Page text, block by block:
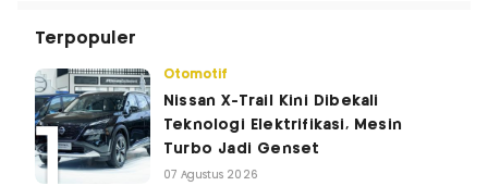
Terpopuler
Otomotif
Nissan X-Trail Kini Dibekali
Teknologi Elektrifikasi, Mesin
Turbo Jadi Genset
07 Agustus 2026